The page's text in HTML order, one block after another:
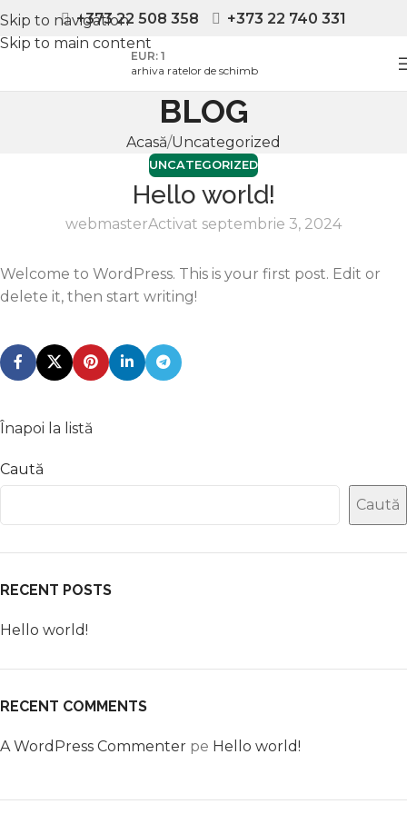
Skip to navigation
Skip to main content
+373 22 508 358 +373 22 740 331
EUR: 1
arhiva ratelor de schimb
BLOG
Acasă Uncategorized
UNCATEGORIZED
Hello world!
webmasterActivat septembrie 3, 2024
Welcome to WordPress. This is your first post. Edit or
delete it, then start writing!
Înapoi la listă
Caută
Caută
RECENT POSTS
Hello world!
RECENT COMMENTS
A WordPress Commenter pe Hello world!